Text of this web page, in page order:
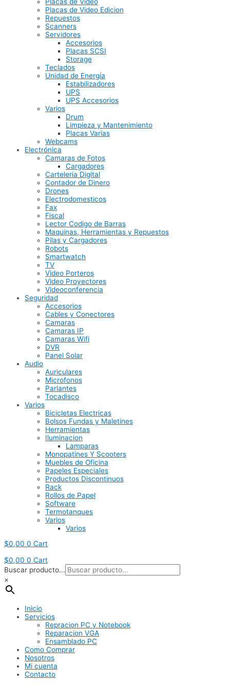
Placas de Video Edicion
Repuestos
Scanners
Servidores
Accesorios
Placas SCSI
Storage
Teclados
Unidad de Energía
Estabilizadores
UPS
UPS Accesorios
Varios
Drum
Limpieza y Mantenimiento
Placas Varias
Webcams
Electrónica
Camaras de Fotos
Cargadores
Carteleria Digital
Contador de Dinero
Drones
Electrodomesticos
Fax
Fiscal
Lector Codigo de Barras
Maquinas, Herramientas y Repuestos
Pilas y Cargadores
Robots
Smartwatch
TV
Video Porteros
Video Proyectores
Videoconferencia
Seguridad
Accesorios
Cables y Conectores
Camaras
Camaras IP
Camaras Wifi
DVR
Panel Solar
Audio
Auriculares
Microfonos
Parlantes
Tocadisco
Varios
Bicicletas Electricas
Bolsos Fundas y Maletines
Herramientas
Iluminacion
Lamparas
Monopatines Y Scooters
Muebles de Oficina
Papeles Especiales
Productos Discontinuos
Rack
Rollos de Papel
Software
Termotanques
Varios
Varios
$0,00 0 Cart
$0,00 0 Cart
Buscar producto...
×
Inicio
Servicios
Repracion PC y Notebook
Reparacion VGA
Ensamblado PC
Como Comprar
Nosotros
Mi cuenta
Contacto